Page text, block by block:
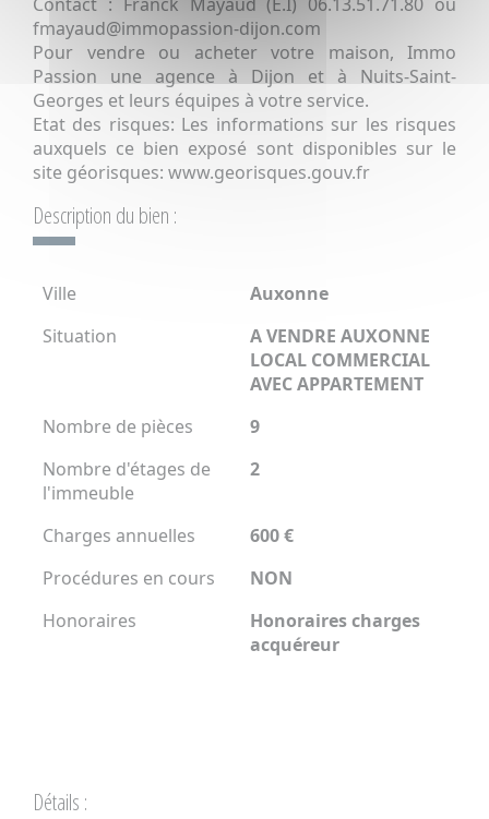
Contact : Franck Mayaud (E.I) 06.13.51.71.80 ou
fmayaud@immopassion-dijon.com
Pour vendre ou acheter votre maison, Immo
Passion une agence à Dijon et à Nuits-Saint-
Georges et leurs équipes à votre service.
Etat des risques: Les informations sur les risques
auxquels ce bien exposé sont disponibles sur le
site géorisques: www.georisques.gouv.fr
Description du bien :
Ville
Auxonne
Situation
A VENDRE AUXONNE
LOCAL COMMERCIAL
AVEC APPARTEMENT
Nombre de pièces
9
Nombre d'étages de
l'immeuble
2
Charges annuelles
600 €
Procédures en cours
NON
Honoraires
Honoraires charges
acquéreur
Détails :